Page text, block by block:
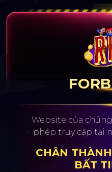
Website của
phép truy cập tại
CHÂN
BẤT